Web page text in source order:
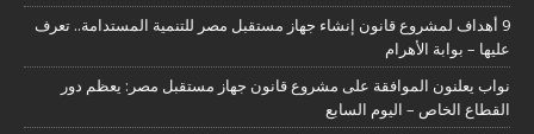
9 أهداف لمشروع قانون إنشاء جهاز مستقبل مصر للتنمية المستدامة.. تعرف
عليها – بوابة الأهرام
نواب يعلنون الموافقة على مشروع قانون جهاز مستقبل مصر: يعظم دور
القطاع الخاص – اليوم السابع